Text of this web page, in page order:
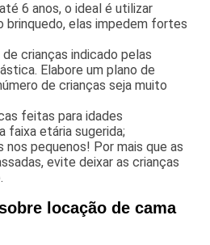
6 anos, o ideal é utilizar
brinquedo, elas impedem fortes
crianças indicado pelas
Elabore um plano de
de crianças seja muito
feitas para idades
faixa etária sugerida;
nos pequenos! Por mais que as
evite deixar as crianças
locação de cama